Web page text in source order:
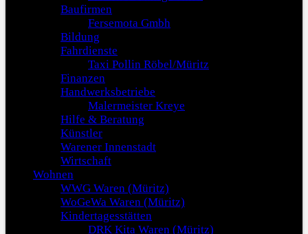
Baufirmen
Fersemota Gmbh
Bildung
Fahrdienste
Taxi Pollin Röbel/Müritz
Finanzen
Handwerksbetriebe
Malermeister Kreye
Hilfe & Beratung
Künstler
Warener Innenstadt
Wirtschaft
Wohnen
WWG Waren (Müritz)
WoGeWa Waren (Müritz)
Kindertagesstätten
DRK Kita Waren (Müritz)